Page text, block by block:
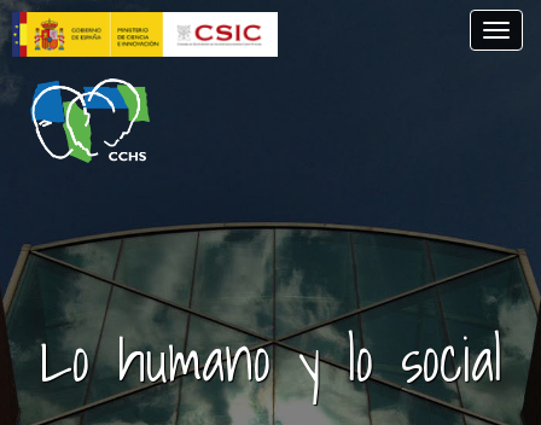
Pasar
al
contenido
principal
Lo humano y lo social